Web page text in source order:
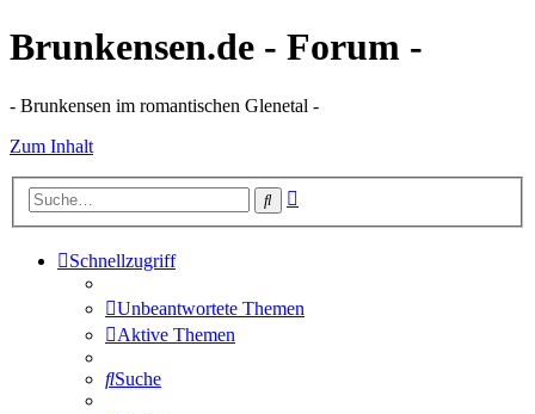
Brunkensen.de - Forum -
- Brunkensen im romantischen Glenetal -
Zum Inhalt
Suche
Schnellzugriff
Unbeantwortete Themen
Aktive Themen
Suche